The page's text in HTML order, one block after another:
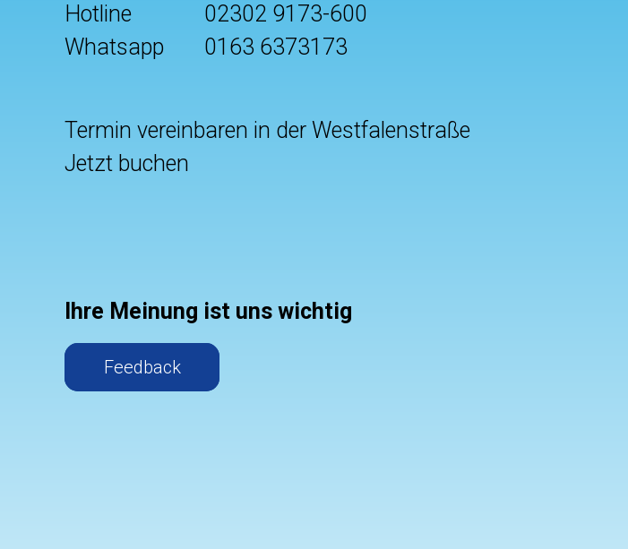
Hotline
02302 9173-600
Whatsapp
0163 6373173
Termin vereinbaren in der Westfalenstraße
Jetzt buchen
Ihre Meinung ist uns wichtig
Feedback